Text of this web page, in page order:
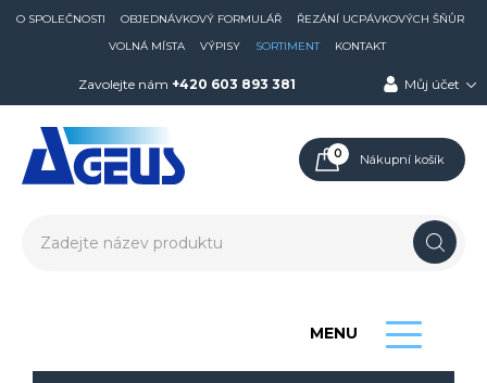
O SPOLEČNOSTI OBJEDNÁVKOVÝ FORMULÁŘ
ŘEZÁNÍ UCPÁVKOVÝCH ŠŇŮR
VOLNÁ MÍSTA
VÝPISY SORTIMENT KONTAKT
Zavolejte nám +420 603 893 381 Můj účet
0 Nákupní košík
MENU